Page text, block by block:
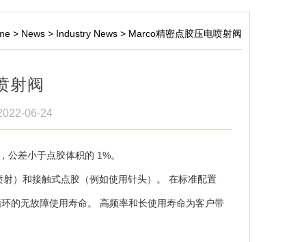
> News > Industry News > Marco精密点胶压电喷射阀
射阀
06-24
差小于点胶体积的 1%。
）和接触式点胶（例如使用针头）。 在标准配置
的无故障使用寿命。 高频率和长使用寿命为客户带